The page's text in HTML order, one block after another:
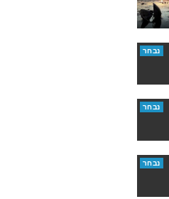
נבחר
נבחר
נבחר